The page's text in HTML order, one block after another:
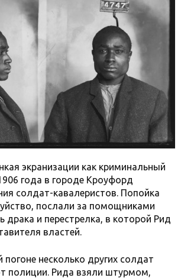
экранизации как криминальный
года в городе Кроуфорд
солдат-кавалеристов. Попойка
послали за помощниками
драка и перестрелка, в которой Рид
властей.
несколько других солдат
полиции. Рида взяли штурмом,